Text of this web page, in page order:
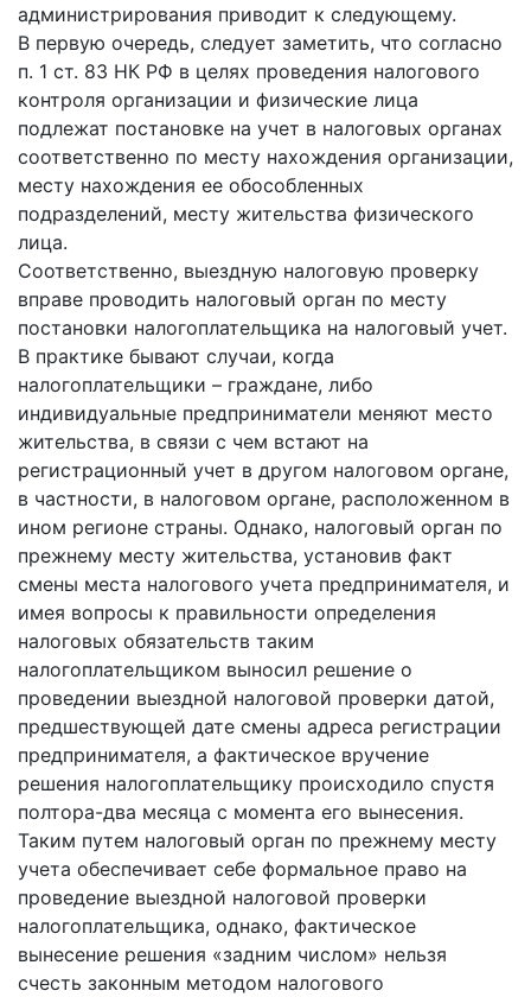
администрирования приводит к следующему.
В первую очередь, следует заметить, что согласно
п. 1 ст. 83 НК РФ в целях проведения налогового
контроля организации и физические лица
подлежат постановке на учет в налоговых органах
соответственно по месту нахождения организации,
месту нахождения ее обособленных
подразделений, месту жительства физического
лица.
Соответственно, выездную налоговую проверку
вправе проводить налоговый орган по месту
постановки налогоплательщика на налоговый учет.
В практике бывают случаи, когда
налогоплательщики – граждане, либо
индивидуальные предприниматели меняют место
жительства, в связи с чем встают на
регистрационный учет в другом налоговом органе,
в частности, в налоговом органе, расположенном в
ином регионе страны. Однако, налоговый орган по
прежнему месту жительства, установив факт
смены места налогового учета предпринимателя, и
имея вопросы к правильности определения
налоговых обязательств таким
налогоплательщиком выносил решение о
проведении выездной налоговой проверки датой,
предшествующей дате смены адреса регистрации
предпринимателя, а фактическое вручение
решения налогоплательщику происходило спустя
полтора-два месяца с момента его вынесения.
Таким путем налоговый орган по прежнему месту
учета обеспечивает себе формальное право на
проведение выездной налоговой проверки
налогоплательщика, однако, фактическое
вынесение решения «задним числом» нельзя
счесть законным методом налогового